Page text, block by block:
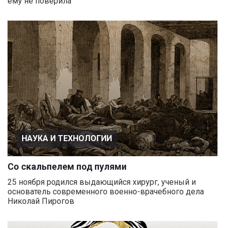
НАУКА И ТЕХНОЛОГИИ
Со скальпелем под пулями
25 ноября родился выдающийся хирург, ученый и
основатель современного военно-врачебного дела
Николай Пирогов